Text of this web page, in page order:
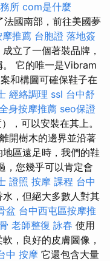
所 com是什麼
國南部，前往美國夢
摩推薦 台胞證 落地簽
立了一個著裝品牌，
。 它的唯一是Vibram
和構圖可確保鞋子在
經絡調理 ssl 台中舒
身按摩推薦 seo保證
，可以安裝在其上。
開樹木的邊界並沿著
區遠足時，我們的鞋
，您幾乎可以肯定會
證照 按摩 課程 台中
，但絕大多數人對其
盆 台中西屯區按摩推
老師整復 詠春 使用
，良好的皮膚圖像，
中 按摩 它還包含大量